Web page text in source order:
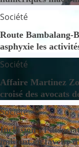
Société
Route Bambalang-
asphyxie les
Société
Affaire Martinez
croisé des avocats
Société
Inclusion :
militent en faveur